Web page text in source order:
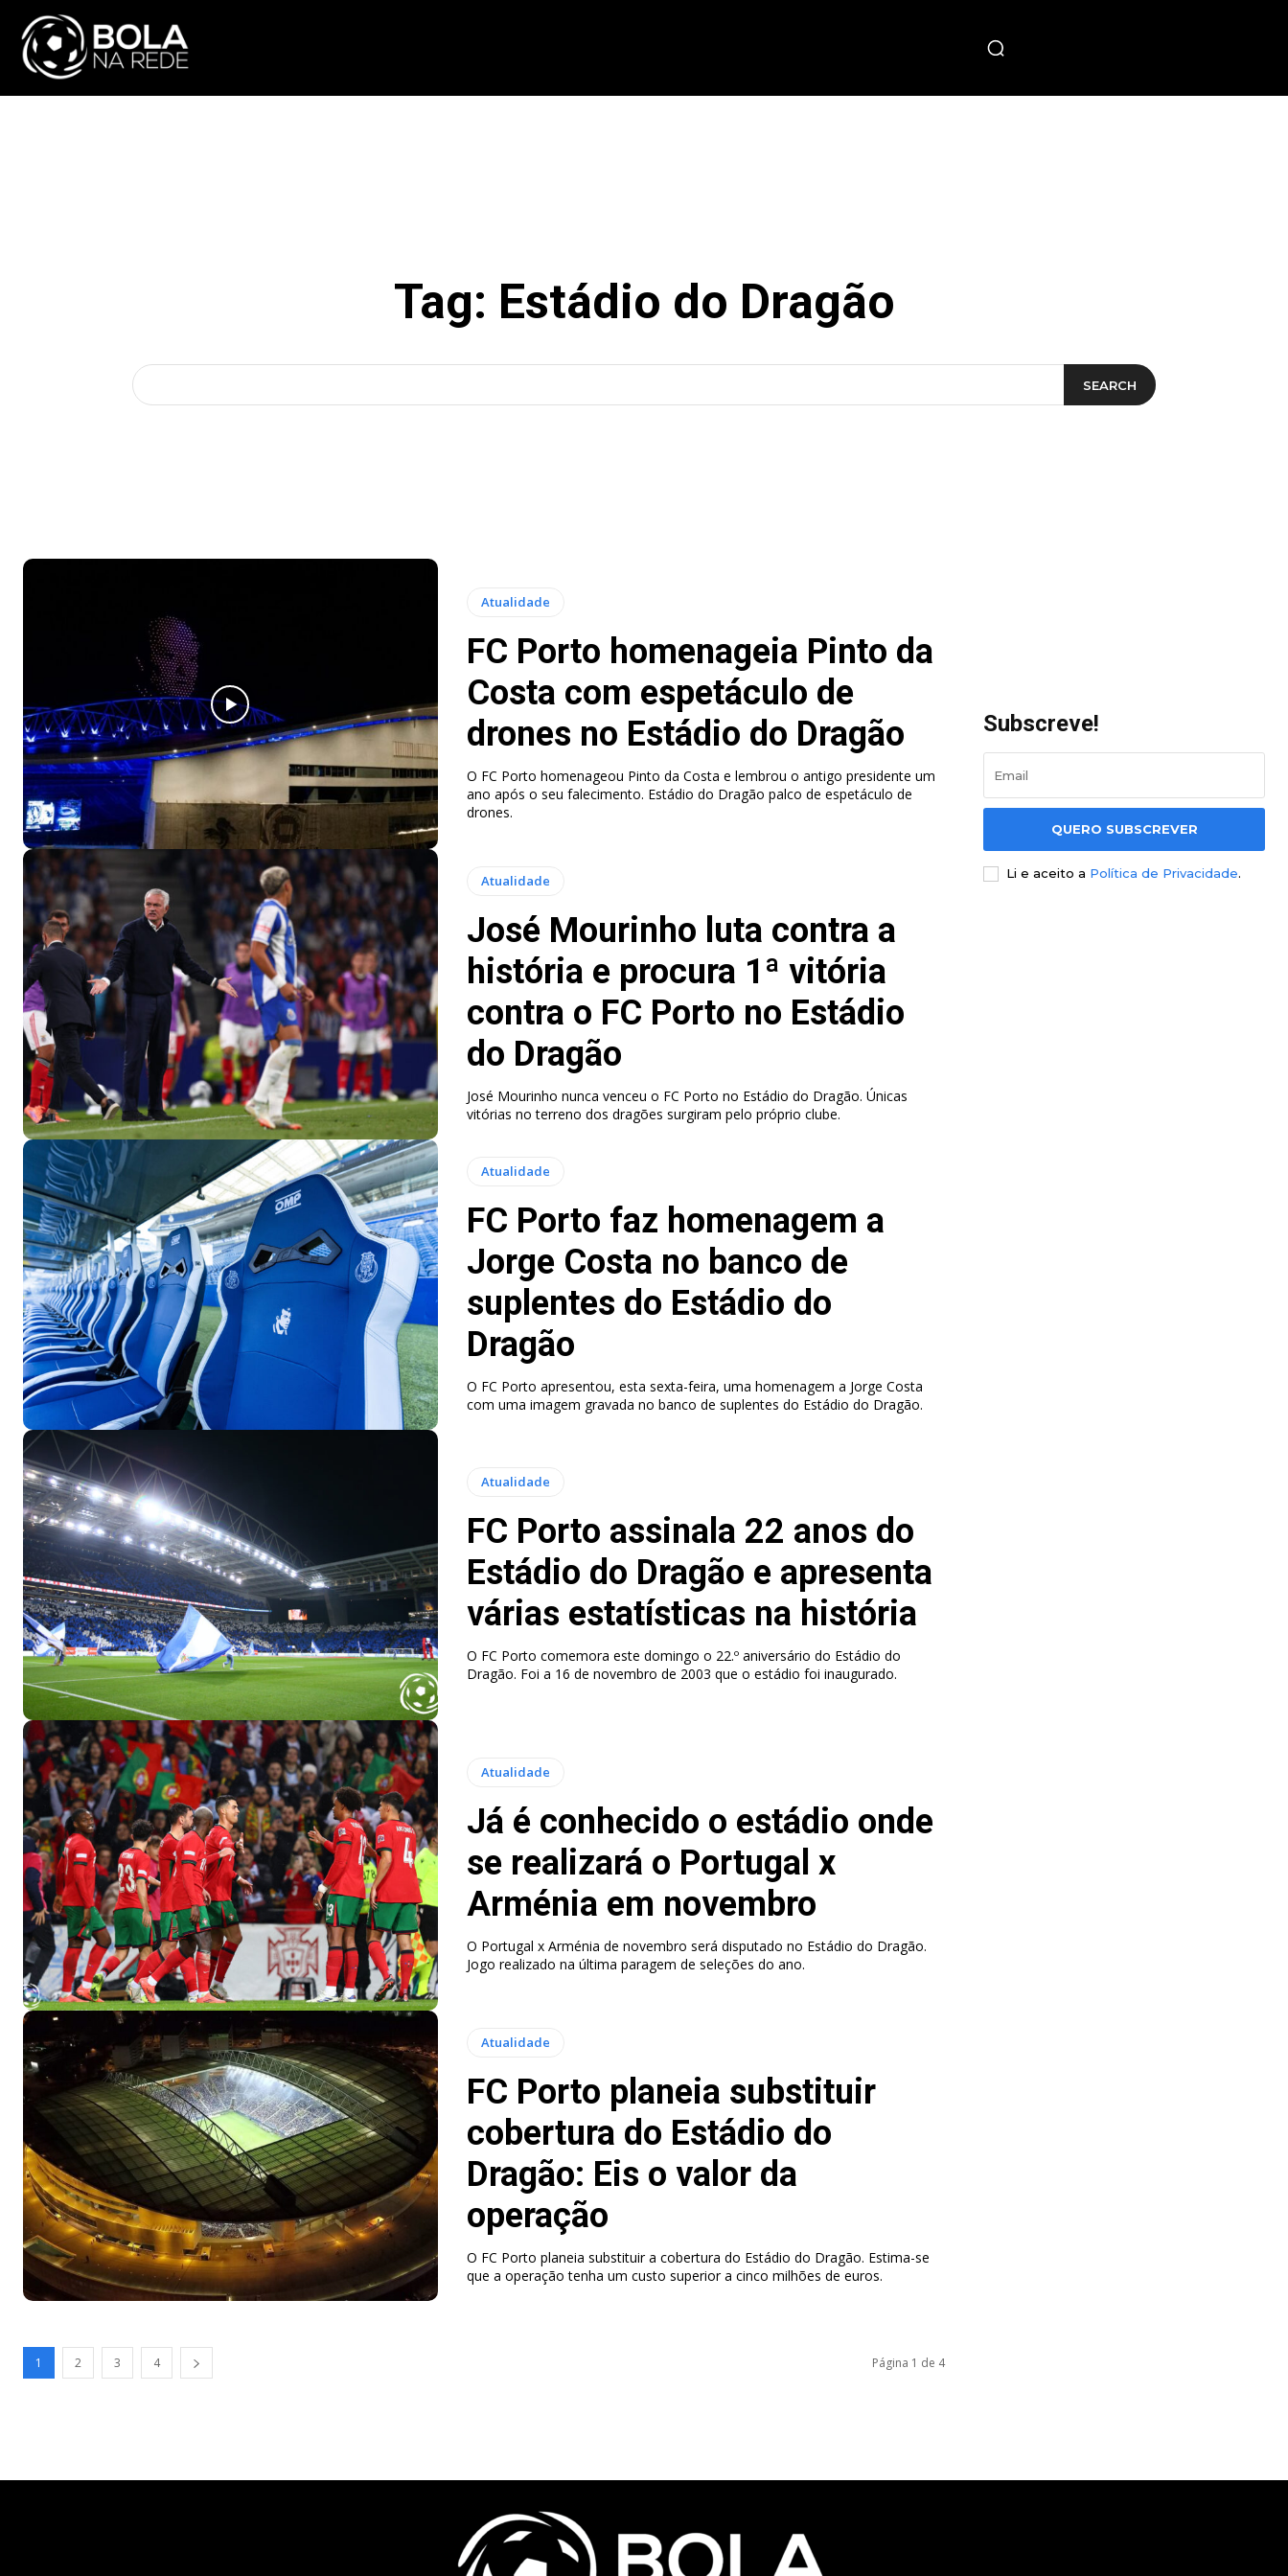
Tag: Estádio do Dragão
SEARCH
Atualidade
FC Porto homenageia Pinto da
Costa com espetáculo de
drones no Estádio do Dragão
O FC Porto homenageou Pinto da Costa e lembrou o antigo presidente um
ano após o seu falecimento. Estádio do Dragão palco de espetáculo de
drones.
Atualidade
José Mourinho luta contra a
história e procura 1ª vitória
contra o FC Porto no Estádio
do Dragão
José Mourinho nunca venceu o FC Porto no Estádio do Dragão. Únicas
vitórias no terreno dos dragões surgiram pelo próprio clube.
Atualidade
FC Porto faz homenagem a
Jorge Costa no banco de
suplentes do Estádio do
Dragão
O FC Porto apresentou, esta sexta-feira, uma homenagem a Jorge Costa
com uma imagem gravada no banco de suplentes do Estádio do Dragão.
Atualidade
FC Porto assinala 22 anos do
Estádio do Dragão e apresenta
várias estatísticas na história
O FC Porto comemora este domingo o 22.º aniversário do Estádio do
Dragão. Foi a 16 de novembro de 2003 que o estádio foi inaugurado.
Atualidade
Já é conhecido o estádio onde
se realizará o Portugal x
Arménia em novembro
O Portugal x Arménia de novembro será disputado no Estádio do Dragão.
Jogo realizado na última paragem de seleções do ano.
Atualidade
FC Porto planeia substituir
cobertura do Estádio do
Dragão: Eis o valor da
operação
O FC Porto planeia substituir a cobertura do Estádio do Dragão. Estima-se
que a operação tenha um custo superior a cinco milhões de euros.
1 2 3 4 Página 1 de 4
Subscreve!
QUERO SUBSCREVER
Li e aceito a Política de Privacidade.